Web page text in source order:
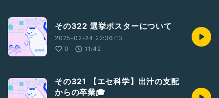
その322 選挙ポスターについて
2025-02-24 22:36:13
0
11:42
その321 【エセ科学】出汁の支配
からの卒業🎓